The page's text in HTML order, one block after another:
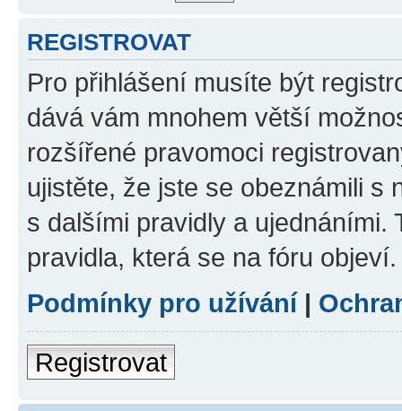
REGISTROVAT
Pro přihlášení musíte být
dává vám mnohem větší
rozšířené pravomoci
ujistěte, že jste se obeznámili s
s dalšími pravidly a ujednáními.
pravidla, která se na fóru objeví.
Podmínky pro užívání |
Registrovat